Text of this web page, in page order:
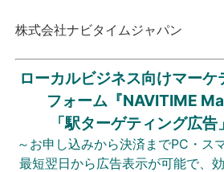
おしらせ
サービス
個人向けサービス
法人向けサービス
株式会社ナビタイムジャパン
ローカルビジネス向けマーケ
フォーム『NAVITIME
「駅ターゲティング広
～お申し込みから決済までPC・ス
最短翌日から広告表示が可能で、